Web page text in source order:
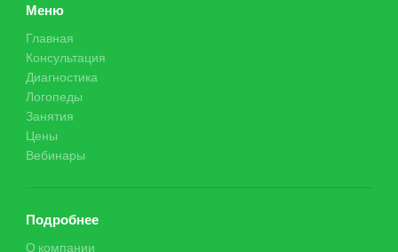
Меню
Главная
Консультация
Диагностика
Логопеды
Занятия
Цены
Вебинары
Подробнее
О компании